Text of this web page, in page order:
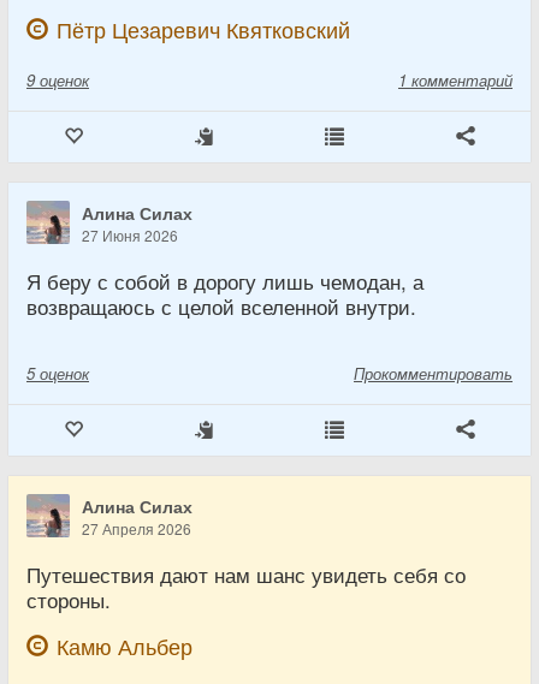
Пётр Цезаревич Квятковский
9 оценок 1 комментарий
Алина Силах
27 Июня 2026
Я беру с собой в дорогу лишь чемодан, а
возвращаюсь с целой вселенной внутри.
5 оценок Прокомментировать
Алина Силах
27 Апреля 2026
Путешествия дают нам шанс увидеть себя со
стороны.
Камю Альбер